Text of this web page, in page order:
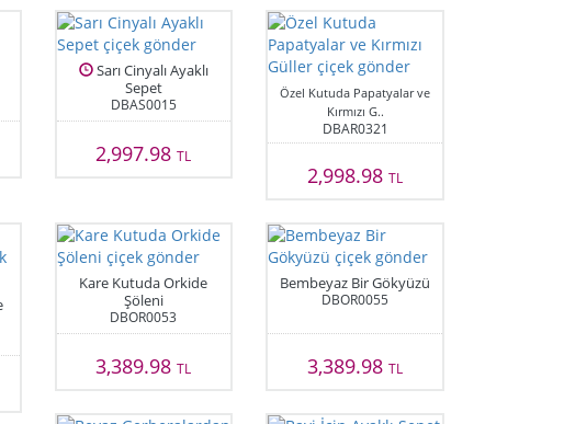
Sarı Cinyalı Ayaklı
Sepet
DBAS0015
2,997.98TL
Özel Kutuda Papatyalar ve
Kırmızı G..
DBAR0321
2,998.98TL
Kare Kutuda Orkide
Şöleni
DBOR0053
3,389.98TL
Bembeyaz Bir Gökyüzü
DBOR0055
3,389.98TL